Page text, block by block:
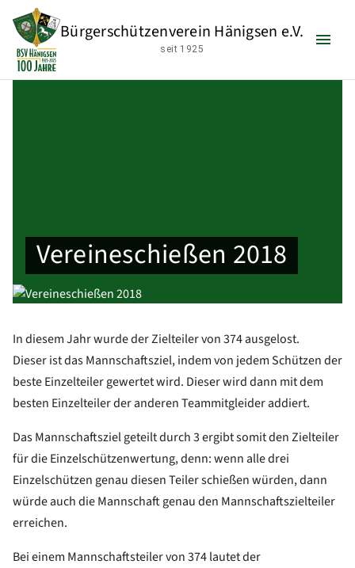
Bürgerschützenverein Hänigsen e.V.
seit 1925
Startseite Der Verein Aktivitäten
Vereineschießen
Vereineschießen 2018
Vereineschießen 2018
In diesem Jahr wurde der Zielteiler von 374 ausgelost.
Dieser ist das Mannschaftsziel, indem von jedem Schützen der
beste Einzelteiler gewertet wird. Dieser wird dann mit dem
besten Einzelteiler der anderen Teammitgleider addiert.
Das Mannschaftsziel geteilt durch 3 ergibt somit den Zielteiler
für die Einzelschützenwertung, denn: wenn alle drei
Einzelschützen genau diesen Teiler schießen würden, dann
würde auch die Mannschaft genau den Mannschaftszielteiler
erreichen.
Bei einem Mannschaftsteiler von 374 lautet der